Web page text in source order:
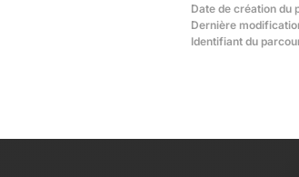
Date de création du
Dernière
Identifiant du